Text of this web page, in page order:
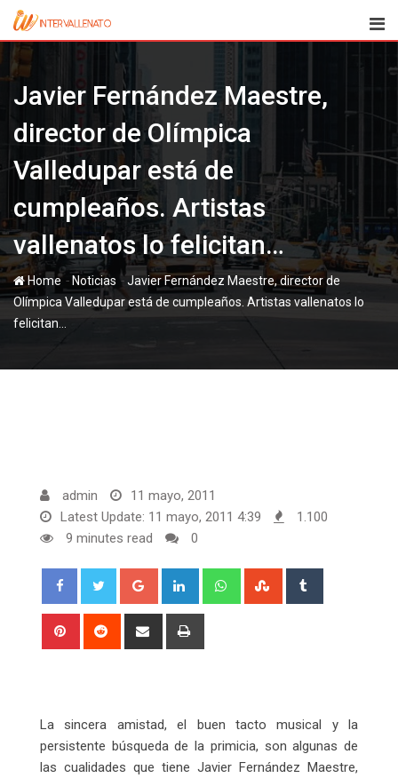
Skip
content
Javier Fernández Maestre,
director de Olímpica
Valledupar está de
cumpleaños. Artistas
vallenatos lo felicitan…
Home- Noticias -Javier Fernández Maestre, director de
Olímpica Valledupar está de cumpleaños. Artistas vallenatos lo
felicitan…
admin
11 mayo, 2011
Latest Update: 11 mayo, 2011 4:39
1.100
9 minutes read
0
Google+ LinkedIn WhatsappStumbleUpon
Pinterest Reddit
Share
La sincera amistad, el buen tacto musical y la
persistente búsqueda de la primicia, son algunas de
las cualidades que tiene Javier Fernández Maestre,